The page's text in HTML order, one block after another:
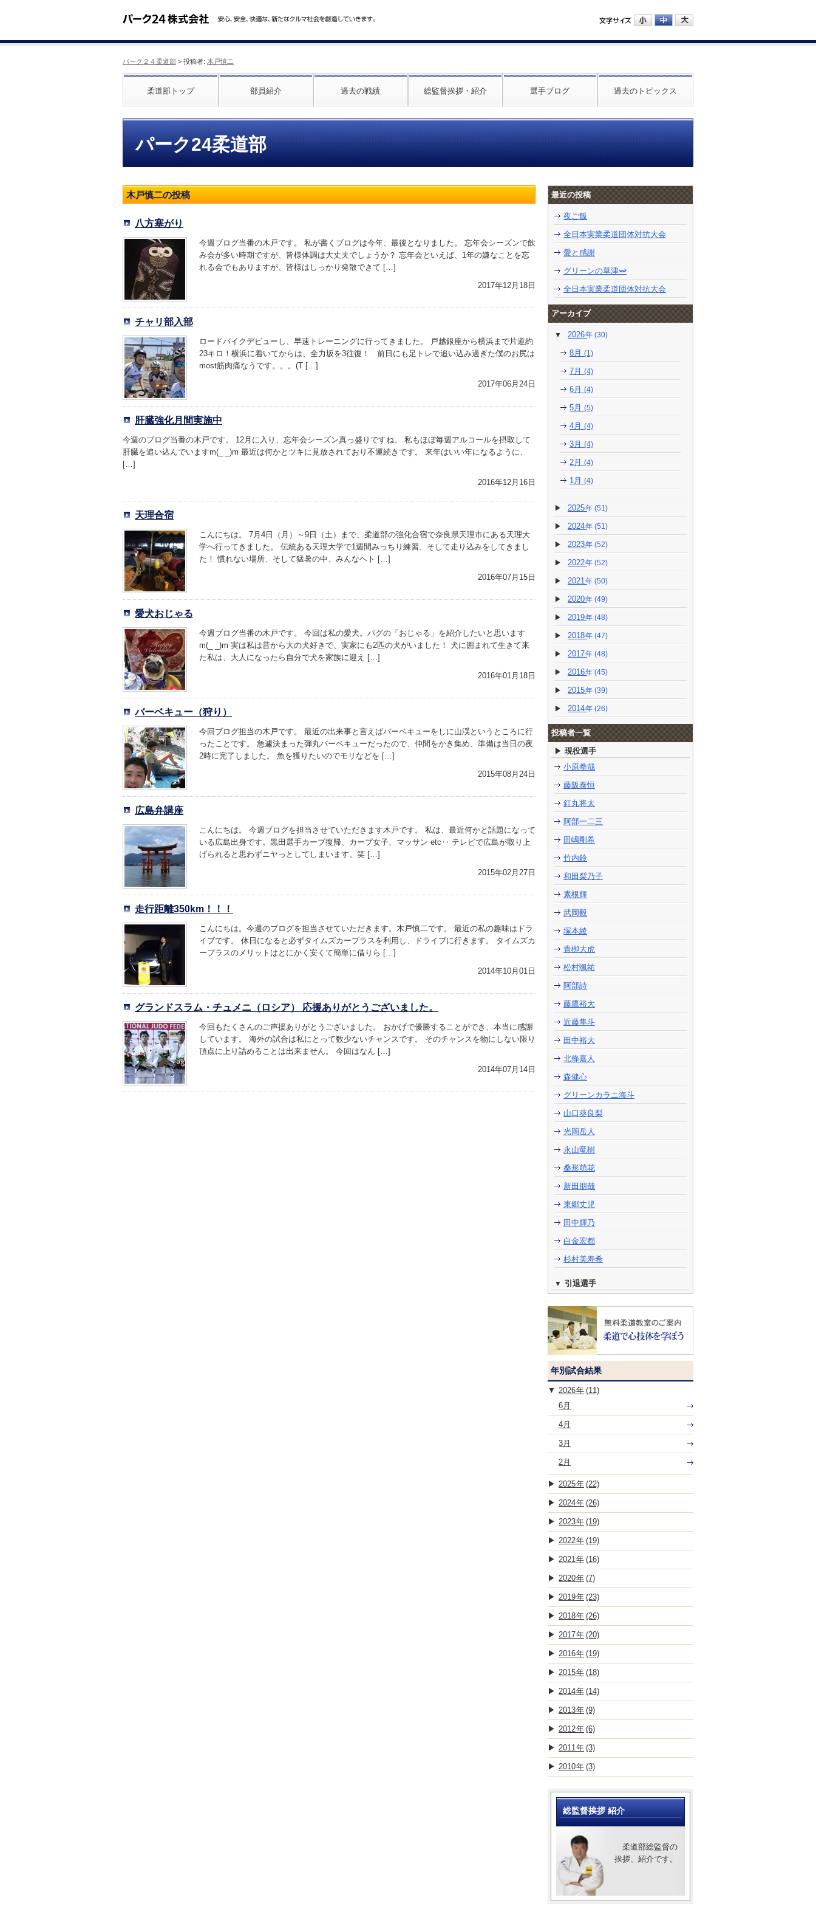
パーク２４柔道部 > 投稿者: 木戸慎二
柔道部トップ 部員紹介 過去の戦績 総監督挨拶・紹介 選手ブログ 過去のトピックス
パーク24柔道部
木戸慎二の投稿
八方塞がり
今週ブログ当番の木戸です。 私が書くブログは今年、最後となりました。 忘年会シーズンで飲
み会が多い時期ですが、皆様体調は大丈夫でしょうか？ 忘年会といえば、1年の嫌なことを忘
れる会でもありますが、皆様はしっかり発散できて […]
2017年12月18日
チャリ部入部
ロードバイクデビューし、早速トレーニングに行ってきました。 戸越銀座から横浜まで片道約
23キロ！横浜に着いてからは、全力坂を3往復！ 前日にも足トレで追い込み過ぎた僕のお尻は
most筋肉痛なうです。。。(T […]
2017年06月24日
肝臓強化月間実施中
今週のブログ当番の木戸です。 12月に入り、忘年会シーズン真っ盛りですね。 私もほぼ毎週アルコールを摂取して
肝臓を追い込んでいますm(_ _)m 最近は何かとツキに見放されており不運続きです。 来年はいい年になるように、
[…]
2016年12月16日
天理合宿
こんにちは。 7月4日（月）～9日（土）まで、柔道部の強化合宿で奈良県天理市にある天理大
学へ行ってきました。 伝統ある天理大学で1週間みっちり練習、そして走り込みをしてきまし
た！ 慣れない場所、そして猛暑の中、みんなヘト […]
2016年07月15日
愛犬おじゃる
今週ブログ当番の木戸です。 今回は私の愛犬。パグの「おじゃる」を紹介したいと思います
m(_ _)m 実は私は昔から大の犬好きで、実家にも2匹の犬がいました！ 犬に囲まれて生きて来
た私は、大人になったら自分で犬を家族に迎え […]
2016年01月18日
バーベキュー（狩り）
今回ブログ担当の木戸です。 最近の出来事と言えばバーベキューをしに山渓というところに行
ったことです。 急遽決まった弾丸バーベキューだったので、仲間をかき集め、準備は当日の夜
2時に完了しました。 魚を獲りたいのでモリなどを […]
2015年08月24日
広島弁講座
こんにちは。 今週ブログを担当させていただきます木戸です。 私は、最近何かと話題になって
いる広島出身です。黒田選手カープ復帰、カープ女子、マッサン etc‥ テレビで広島が取り上
げられると思わずニヤっとしてしまいます。笑 […]
2015年02月27日
走行距離350km！！！
こんにちは。今週のブログを担当させていただきます。木戸慎二です。 最近の私の趣味はドラ
イブです。 休日になると必ずタイムズカープラスを利用し、ドライブに行きます。 タイムズカ
ープラスのメリットはとにかく安くて簡単に借りら […]
2014年10月01日
グランドスラム・チュメニ（ロシア） 応援ありがとうございました。
今回もたくさんのご声援ありがとうございました。 おかげで優勝することができ、本当に感謝
しています。 海外の試合は私にとって数少ないチャンスです。 そのチャンスを物にしない限り
頂点に上り詰めることは出来ません。 今回はなん […]
2014年07月14日
最近の投稿
夜ご飯
全日本実業柔道団体対抗大会
愛と感謝
グリーンの草津🫛
全日本実業柔道団体対抗大会
アーカイブ
2026 (30)
8月(1)
7月(4)
6月(4)
5月(5)
4月(4)
3月(4)
2月(4)
1月(4)
2025 (51)
2024 (51)
2023 (52)
2022 (52)
2021 (50)
2020 (49)
2019 (48)
2018 (47)
2017 (48)
2016 (45)
2015 (39)
2014 (26)
投稿者一覧
現役選手
小原拳哉
藤阪泰恒
釘丸将太
阿部一二三
田嶋剛希
竹内鈴
和田梨乃子
素根輝
武岡毅
塚本綾
青栁大虎
松村颯祐
阿部詩
藤鷹裕大
近藤隼斗
田中裕大
北條嘉人
森健心
グリーンカラニ海斗
山口葵良梨
光岡岳人
永山竜樹
桑形萌花
新田朋哉
東郷丈児
田中輝乃
白金宏都
杉村美寿希
引退選手
年別試合結果
2026
(11)
6月
4月
3月
2月
2025 (22)
2024 (26)
2023 (19)
2022 (19)
2021 (16)
2020 (7)
2019 (23)
2018 (26)
2017 (20)
2016 (19)
2015 (18)
2014 (14)
2013 (9)
2012 (6)
2011 (3)
2010 (3)
総監督挨拶 紹介
柔道部総監督の
挨拶、紹介です。